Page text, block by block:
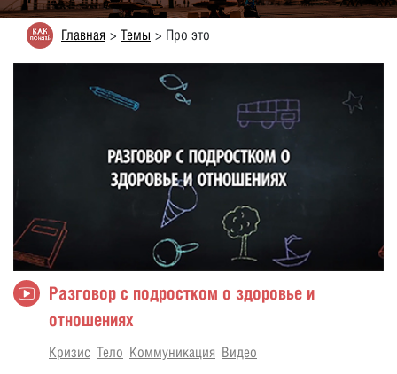
Главная Темы Про это
Разговор с подростком о здоровье и
отношениях
Кризис Тело Коммуникация Видео